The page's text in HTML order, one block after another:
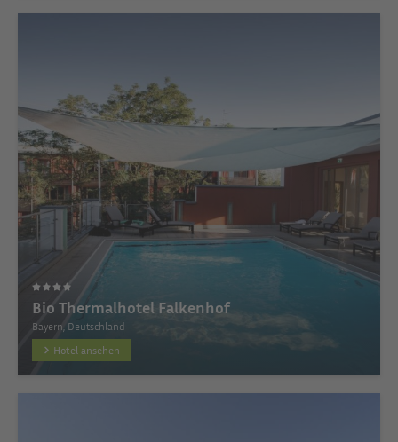
Bio Thermalhotel Falkenhof
Bayern, Deutschland
Hotel ansehen